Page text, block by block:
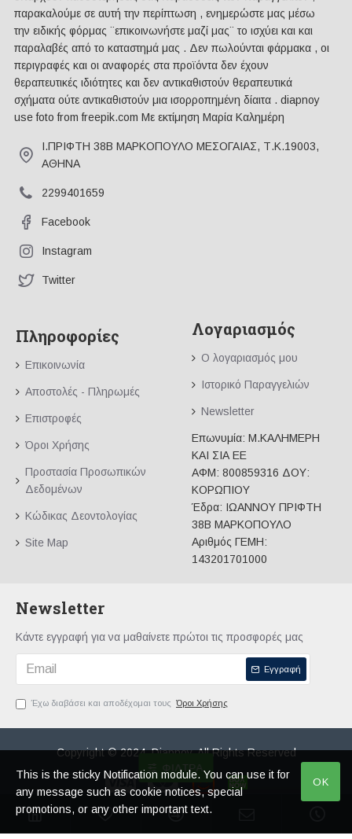
παρακαλούμε σε αυτή την περίπτωση , ενημερώστε μας μέσω
την ειδικής φόρμας ¨επικοινωνήστε μαζί μας¨ το ισχύει και και
παραλαβές από το καταστημά μας . Δεν πωλούνται φάρμακα , οι
περιγραφές και οι αναφορές στα προϊόντα δεν έχουν
θεραπευτικές ιδιότητες και δεν αντικαθιστούν θεραπευτικά
σχήματα ούτε αντικαθιστούν μια ισορροπημένη δίαιτα . diapnoy
use foto from freepik.com Με εκτίμηση Μαρία Καλημέρη
Ι.ΠΡΙΦΤΗ 38Β ΜΑΡΚΟΠΟΥΛΟ ΜΕΣΟΓΑΙΑΣ, Τ.Κ.19003,
ΑΘΗΝΑ
2299401659
Facebook
Instagram
Twitter
Πληροφορίες
Επικοινωνία
Αποστολές - Πληρωμές
Επιστροφές
Όροι Χρήσης
Προστασία Προσωπικών
Δεδομένων
Κώδικας Δεοντολογίας
Site Map
Λογαριασμός
Ο λογαριασμός μου
Ιστορικό Παραγγελιών
Newsletter
Επωνυμία: Μ.ΚΑΛΗΜΕΡΗ
ΚΑΙ ΣΙΑ ΕΕ
ΑΦΜ: 800859316 ΔΟΥ:
ΚΟΡΩΠΙΟΥ
Έδρα: ΙΩΑΝΝΟΥ ΠΡΙΦΤΗ
38Β ΜΑΡΚΟΠΟΥΛΟ
Αριθμός ΓΕΜΗ:
143201701000
Newsletter
Κάντε εγγραφή για να μαθαίνετε πρώτοι τις προσφορές μας
Εγγραφή
Έχω διαβάσει και αποδέχομαι τους Όροι Χρήσης
Copyright © 2024, Diapnoy, All Rights Reserved
OK
This is the sticky Notification module. You can use it for
any message such as cookie notices, special
promotions, or any other important text.
ΦΊΛΤΡΑ